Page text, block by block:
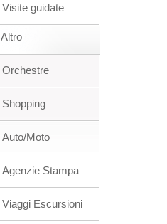
Visite guidate
Altro
Orchestre
Shopping
Auto/Moto
Agenzie Stampa
Viaggi Escursioni